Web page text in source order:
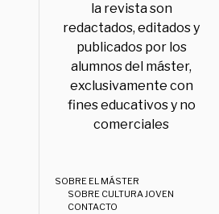
la revista son
redactados, editados y
publicados por los
alumnos del máster,
exclusivamente con
fines educativos y no
comerciales
SOBRE EL MÁSTER
SOBRE CULTURA JOVEN
CONTACTO